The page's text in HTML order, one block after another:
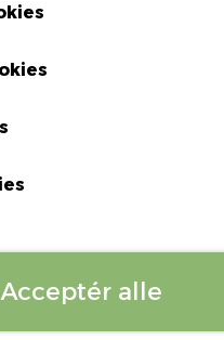
priser
Acceptér alle